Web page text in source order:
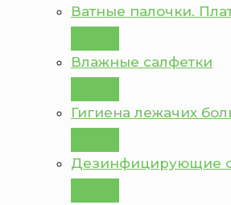
Ватные палочки.
Влажные салфетки
Гигиена лежачих
Дезинфицирующие